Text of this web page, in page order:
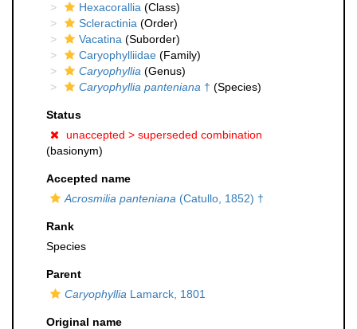
Hexacorallia (Class)
Scleractinia (Order)
Vacatina (Suborder)
Caryophylliidae (Family)
Caryophyllia (Genus)
Caryophyllia panteniana † (Species)
Status
unaccepted > superseded combination
(basionym)
Accepted name
Acrosmilia panteniana (Catullo, 1852) †
Rank
Species
Parent
Caryophyllia Lamarck, 1801
Original name